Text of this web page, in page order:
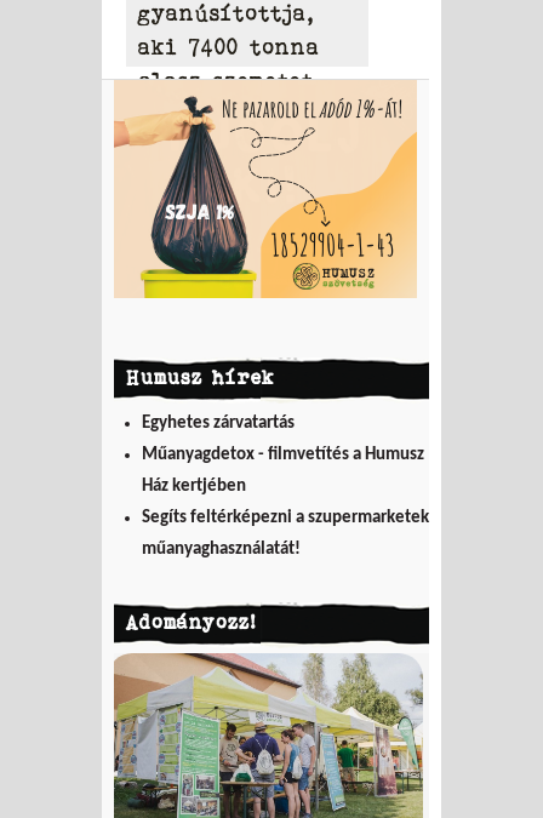
gyanúsítottja,
aki 7400 tonna
olasz szemetet
hordott Tamásiba
Humusz hírek
Egyhetes zárvatartás
Műanyagdetox - filmvetítés a Humusz
Ház kertjében
Segíts feltérképezni a szupermarketek
műanyaghasználatát!
Adományozz!